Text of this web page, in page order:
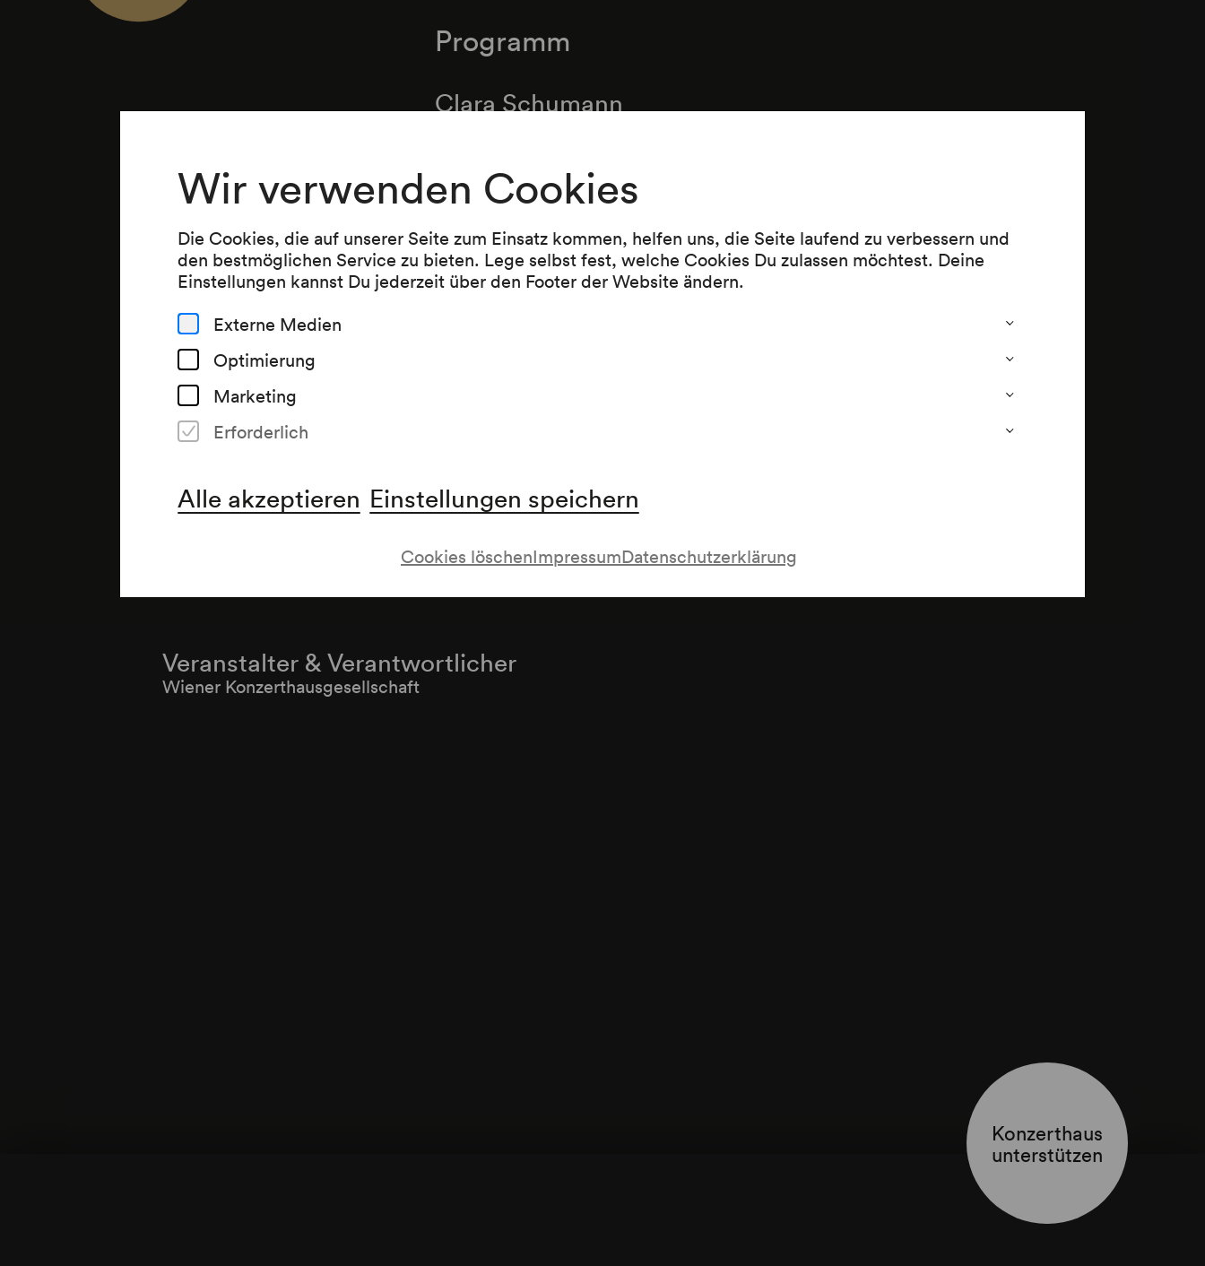
Wir verwenden Cookies
Die Cookies, die auf unserer Seite zum Einsatz kommen, helfen uns, die Seite laufend zu verbessern und
den bestmöglichen Service zu bieten. Lege selbst fest, welche Cookies Du zulassen möchtest. Deine
Einstellungen kannst Du jederzeit über den Footer der Website ändern.
Externe Medien
Optimierung
Marketing
Erforderlich
Alle akzeptieren Einstellungen speichern
Cookies löschenImpressumDatenschutzerklärung
Programm
Clara Schumann
Emilie Mayer
Pause
Robert Schumann
Veranstalter & Verantwortlicher
Wiener Konzerthausgesellschaft
Konzerthaus
unterstützen